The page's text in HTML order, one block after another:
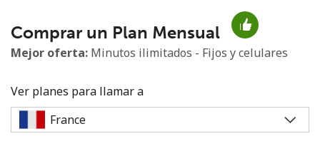
No se ha creado una contraseña
Mínimo 8 caracteres
Una letra mayúscula y una minúscula
Un número
Comprar un Plan Mensual
Mejor oferta: Minutos ilimitados - Fijos y celulares
Ver planes para llamar a